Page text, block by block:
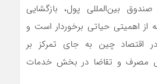
بین‌المللی پول، بازگشایی
از اهمیتی حیاتی برخوردار است و
اقتصاد چین به جای تمرکز بر
مصرف و تقاضا در بخش خدمات